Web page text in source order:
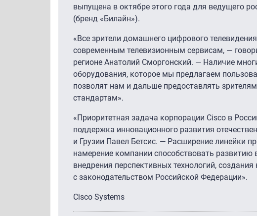
выпущена в октябре этого года для ведущего
(бренд «Билайн»).
«Все зрители домашнего цифрового
современным телевизионным сервисам, —
регионе Анатолий Сморгонский. — Наличие
оборудования, которое мы предлагаем
позволят нам и дальше предоставлять
стандартам».
«Приоритетная задача корпорации Cisco в
поддержка инновационного развития
и Грузии Павел Бетсис. — Расширение линейки
намерение компании способствовать развитию
внедрения перспективных технологий,
с законодательством Российской Федерации».
Cisco Systems